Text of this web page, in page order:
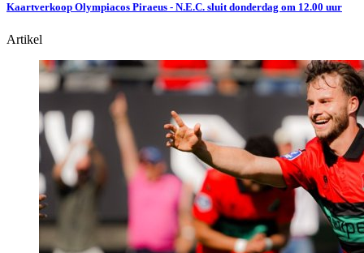
Kaartverkoop Olympiacos Piraeus - N.E.C. sluit donderdag om 12.00 uur
Artikel